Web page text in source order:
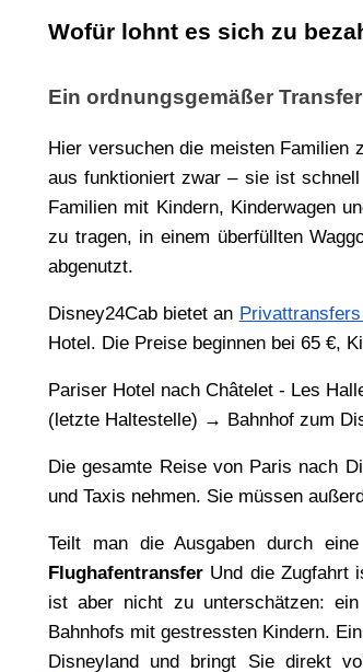
Wofür lohnt es sich zu
Ein ordnungsgemäßer
Hier versuchen die meisten Familien
aus funktioniert zwar – sie ist
Familien mit Kindern, Kinderwagen
zu tragen, in einem überfüllten
abgenutzt.
Disney24Cab bietet an
Hotel. Die Preise beginnen bei 65 €,
Pariser Hotel nach Châtelet - Les
(letzte Haltestelle) → Bahnhof zum
Die gesamte Reise von Paris nach
und Taxis nehmen. Sie müssen
Teilt man die Ausgaben durch
Flughafentransfer Und die Zugfahrt
ist aber nicht zu unterschätzen:
Bahnhofs mit gestressten Kindern.
Disneyland und bringt Sie direkt